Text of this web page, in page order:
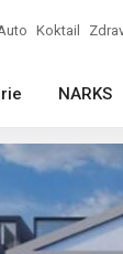
Koktail
NARKS